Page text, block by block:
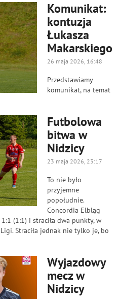
Komunikat:
kontuzja
Łukasza
Makarskiego
26 maja 2026, 16:48
Przedstawiamy
komunikat, na temat
Futbolowa
bitwa w
Nidzicy
23 maja 2026, 23:17
To nie było
przyjemne
popołudnie.
Concordia Elbląg
(1:1) i straciła dwa punkty, w
Straciła jednak nie tylko je, bo
Wyjazdowy
mecz w
Nidzicy